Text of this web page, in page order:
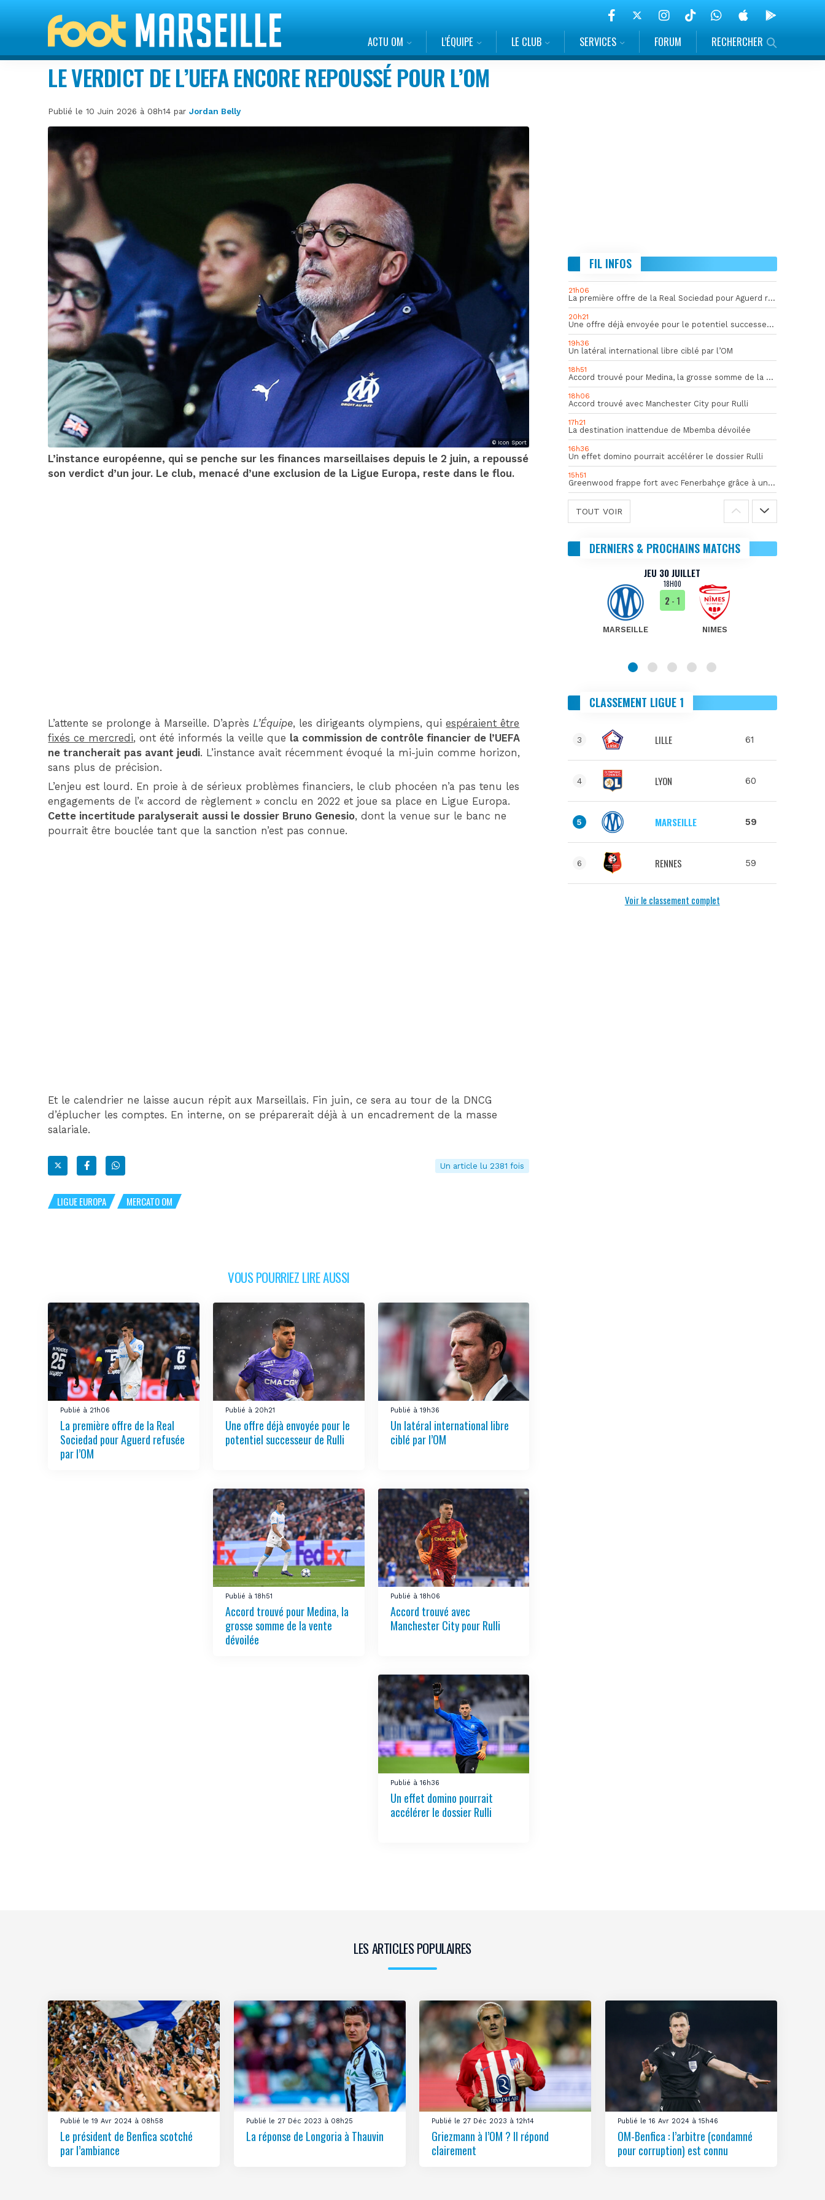
ACTU OM L’ÉQUIPE LE CLUB SERVICES FORUM RECHERCHER
LE VERDICT DE L’UEFA ENCORE REPOUSSÉ POUR L’OM
Publié le 10 Juin 2026 à 08h14 parJordan Belly
© Icon Sport
L’instance européenne, qui se penche sur les finances marseillaises depuis le 2 juin, a repoussé
son verdict d’un jour. Le club, menacé d’une exclusion de la Ligue Europa, reste dans le flou.
L’attente se prolonge à Marseille. D’après L’Équipe, les dirigeants olympiens, quiespéraient être
fixés ce mercredi, ont été informés la veille que la commission de contrôle financier de l’UEFA
ne trancherait pas avant jeudi. L’instance avait récemment évoqué la mi-juin comme horizon,
sans plus de précision.
L’enjeu est lourd. En proie à de sérieux problèmes financiers, le club phocéen n’a pas tenu les
engagements de l’« accord de règlement » conclu en 2022 et joue sa place en Ligue Europa.
Cette incertitude paralyserait aussi le dossier Bruno Genesio, dont la venue sur le banc ne
pourrait être bouclée tant que la sanction n’est pas connue.
Et le calendrier ne laisse aucun répit aux Marseillais. Fin juin, ce sera au tour de la DNCG
d’éplucher les comptes. En interne, on se préparerait déjà à un encadrement de la masse
salariale.
Un article lu 2381 fois
LIGUE EUROPA MERCATO OM
VOUS POURRIEZ LIRE AUSSI
Publié à 21h06
La première offre de la Real
Sociedad pour Aguerd refusée
par l’OM
Publié à 20h21
Une offre déjà envoyée pour le
potentiel successeur de Rulli
Publié à 19h36
Un latéral international libre
ciblé par l’OM
Publié à 18h51
Accord trouvé pour Medina, la
grosse somme de la vente
dévoilée
Publié à 18h06
Accord trouvé avec
Manchester City pour Rulli
Publié à 16h36
Un effet domino pourrait
accélérer le dossier Rulli
FIL INFOS
21h06
La première offre de la Real Sociedad pour Aguerd refusée par l’OM
20h21
Une offre déjà envoyée pour le potentiel successeur de Rulli
19h36
Un latéral international libre ciblé par l’OM
18h51
Accord trouvé pour Medina, la grosse somme de la vente dévoilée
18h06
Accord trouvé avec Manchester City pour Rulli
17h21
La destination inattendue de Mbemba dévoilée
16h36
Un effet domino pourrait accélérer le dossier Rulli
15h51
Greenwood frappe fort avec Fenerbahçe grâce à un but spectaculaire
TOUT VOIR
DERNIERS & PROCHAINS MATCHS
JEU 30 JUILLET
18H00
MARSEILLE
2- 1
NIMES
CLASSEMENT LIGUE 1
3 LILLE 61
4 LYON 60
5 MARSEILLE 59
6 RENNES 59
Voir le classement complet
LES ARTICLES POPULAIRES
Publié le 19 Avr 2024 à 08h58
Le président de Benfica scotché
par l’ambiance
Publié le 27 Déc 2023 à 08h25
La réponse de Longoria à Thauvin
Publié le 27 Déc 2023 à 12h14
Griezmann à l’OM ? Il répond
clairement
Publié le 16 Avr 2024 à 15h46
OM-Benfica : l’arbitre (condamné
pour corruption) est connu